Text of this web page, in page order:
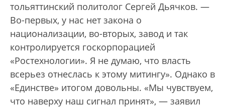
тольяттинский политолог Сергей Дьячков. —
Во-первых, у нас нет закона о
национализации, во-вторых, завод и так
контролируется гос­корпорацией
«Ростехнологии». Я не думаю, что власть
всерьез отнеслась к этому митингу». Однако в
«Единстве» итогом довольны. «Мы чувствуем,
что наверху наш сигнал принят», — заявил